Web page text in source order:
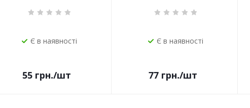
Є в наявності
55 грн./шт
Є в наявності
77 грн./шт